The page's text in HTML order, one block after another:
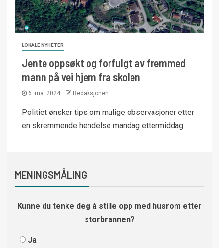
LOKALE NYHETER
Jente oppsøkt og forfulgt av fremmed
mann på vei hjem fra skolen
6. mai 2024 Redaksjonen
Politiet ønsker tips om mulige observasjoner etter
en skremmende hendelse mandag ettermiddag.
MENINGSMÅLING
Kunne du tenke deg å stille opp med husrom etter
storbrannen?
Ja